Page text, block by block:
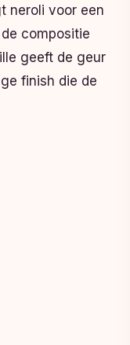
neroli voor een
compositie
geeft de geur
finish die de